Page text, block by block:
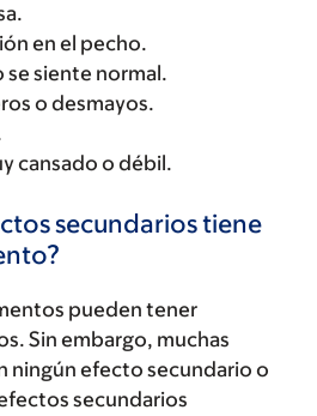
en el pecho.
se siente normal.
o desmayos.
cansado o débil.
secundarios tiene
pueden tener
Sin embargo, muchas
ningún efecto secundario o
secundarios